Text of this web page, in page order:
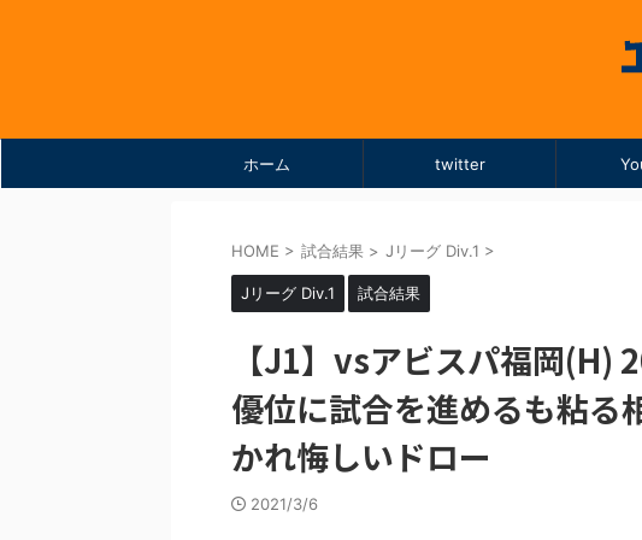
ホーム twitter
HOME > 試合結果 > Jリーグ Div.1 >
Jリーグ Div.1 試合結果
【J1】vsアビスパ福岡(H)
優位に試合を進めるも粘る
かれ悔しいドロー
2021/3/6